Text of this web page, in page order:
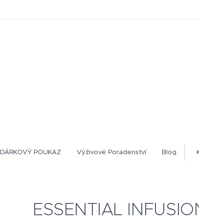
DÁRKOVÝ POUKAZ Výživové Poradenství Blog
ESSENTIAL